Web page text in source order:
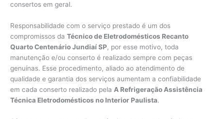
consertos em geral.
Responsabilidade com o serviço prestado é um dos
compromissos daTécnico de Eletrodomésticos Recanto
Quarto Centenário Jundiaí SP, por esse motivo, toda
manutenção e/ou conserto é realizado sempre com peças
genuínas. Esse procedimento, aliado ao atendimento de
qualidade e garantia dos serviços aumentam a confiabilidade
em cada conserto realizado pela A Refrigeração Assistência
Técnica Eletrodomésticos no Interior Paulista.